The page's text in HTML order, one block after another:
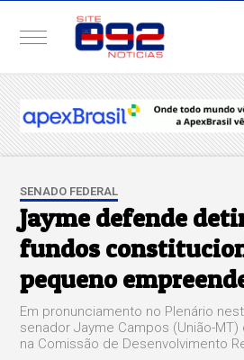
SENADO FEDERAL
Jayme defende
fundos
pequeno
Em pronunciamento no Plenário
senador Jayme Campos (União-
na Comissão de Desenvolvimento